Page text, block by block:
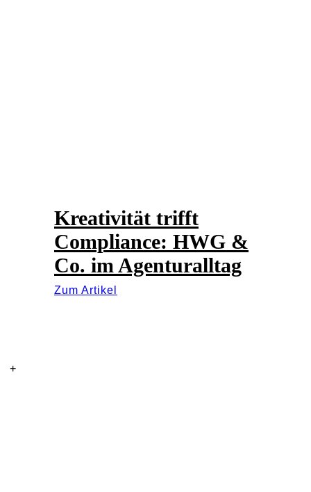
Kreativität trifft
Compliance: HWG &
Co. im Agenturalltag
Zum Artikel